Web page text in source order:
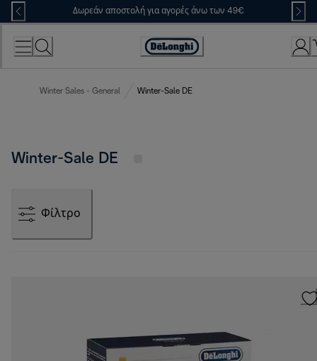
Skip
to
Content
Δωρεάν αποστολή για αγορές άνω των 49€
Accessibility
Winter Sales - General Winter-Sale DE
Winter-Sale DE
Φίλτρο